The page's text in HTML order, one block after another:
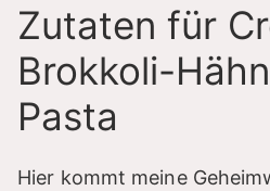
Zutaten für
Brokkoli-
Pasta
Hier kommt meine